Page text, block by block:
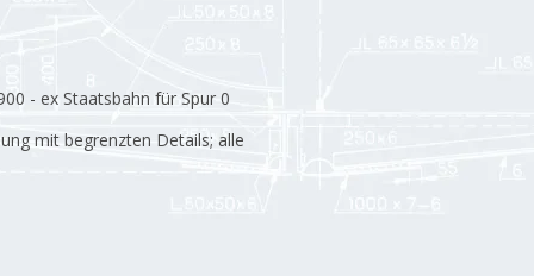
- ex Staatsbahn für Spur 0
mit begrenzten Details; alle